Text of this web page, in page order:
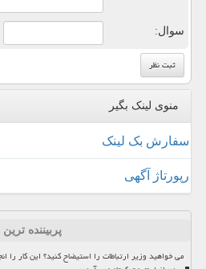
سوال:
منوی لینک بگیر
سفارش بک لینک
رپورتاژ آگهی
پربیننده ترین
می خواهید وزیر ارتباطات را استیضاح کنید؟ این کار را